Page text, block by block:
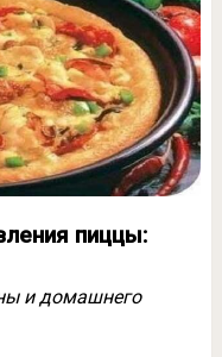
пиццы:
и домашнего